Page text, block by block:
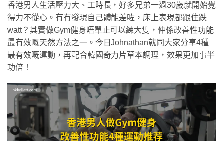
香港男人生活壓力大、工時長，好多兄弟一過30歲就開始覺
得力不從心。有冇發現自己體能差咗，床上表現都跟住跌
watt？其實做Gym健身唔單止可以練大隻，仲係改善性功能
最有效嘅天然方法之一。今日Johnathan就同大家分享4種
最有效嘅運動，再配合韓國奇力片草本調理，效果更加事半
功倍！